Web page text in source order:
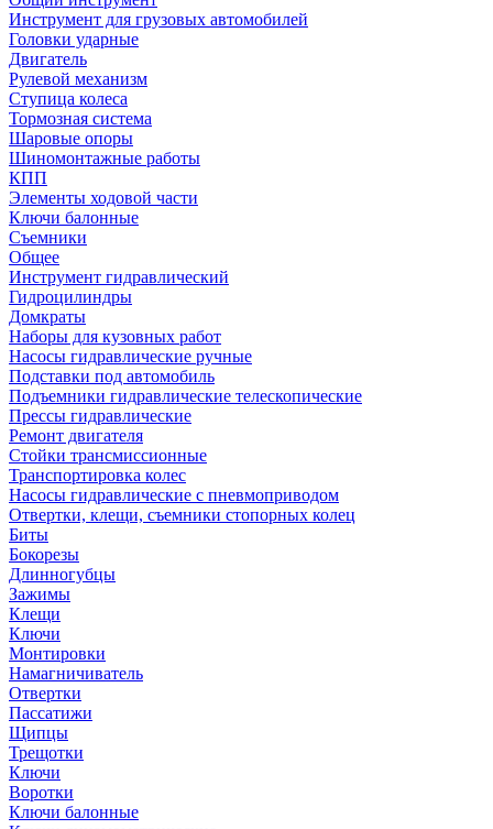
Инструмент для грузовых автомобилей
Головки ударные
Двигатель
Рулевой механизм
Ступица колеса
Тормозная система
Шаровые опоры
Шиномонтажные работы
КПП
Элементы ходовой части
Ключи балонные
Съемники
Общее
Инструмент гидравлический
Гидроцилиндры
Домкраты
Наборы для кузовных работ
Насосы гидравлические ручные
Подставки под автомобиль
Подъемники гидравлические телескопические
Прессы гидравлические
Ремонт двигателя
Стойки трансмиссионные
Транспортировка колес
Насосы гидравлические с пневмоприводом
Отвертки, клещи, съемники стопорных колец
Биты
Бокорезы
Длинногубцы
Зажимы
Клещи
Ключи
Монтировки
Намагничиватель
Отвертки
Пассатижи
Щипцы
Трещотки
Ключи
Воротки
Ключи балонные